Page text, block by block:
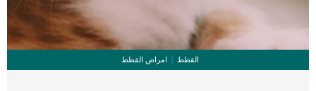
القطط امراض القطط